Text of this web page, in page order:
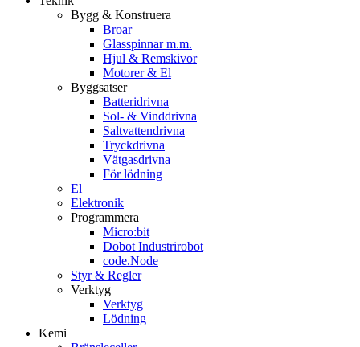
Bygg & Konstruera
Broar
Glasspinnar m.m.
Hjul & Remskivor
Motorer & El
Byggsatser
Batteridrivna
Sol- & Vinddrivna
Saltvattendrivna
Tryckdrivna
Vätgasdrivna
För lödning
El
Elektronik
Programmera
Micro:bit
Dobot Industrirobot
code.Node
Styr & Regler
Verktyg
Verktyg
Lödning
Kemi